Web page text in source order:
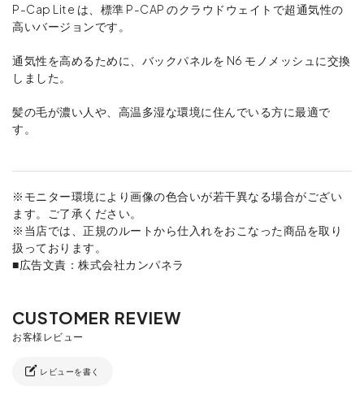
P-Cap Lite は、標準 P-CAP のクラウドウェイトで超通気性の
高いバージョンです。
通気性を高めるために、バックパネルを N6 モノメッシュに交換
しました。
髪の毛が濃い人や、高温多湿な環境に住んでいる方に最適で
す。
※モニター環境により画像の色合いが若干異なる場合がござい
ます。ご了承ください。
※当店では、正規のルートから仕入れをおこなった商品を取り
扱っております。
■広告文責：株式会社カンパネラ
レビューを書く